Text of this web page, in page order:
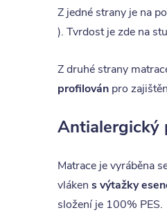
Z jedné strany je na
). Tvrdost je zde na
Z druhé strany
profilován pro
Antialergický
Matrace je vyráběna
vláken s výtažky
složení je 100% PES.